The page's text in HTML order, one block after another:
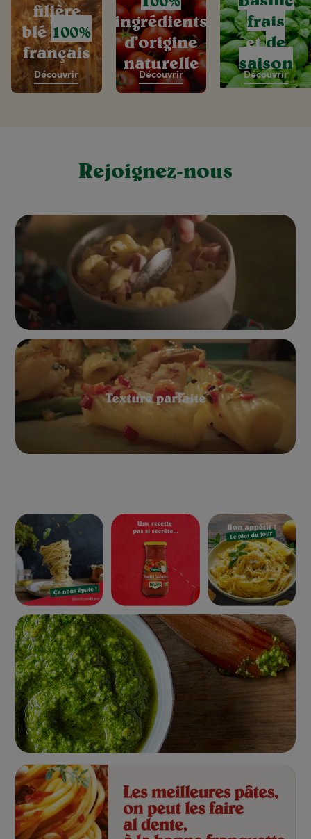
filière
blé100%
français
Découvrir
ingrédients
d’origine
naturelle
Découvrir
frais
etde
saison
Découvrir
Rejoignez-nous